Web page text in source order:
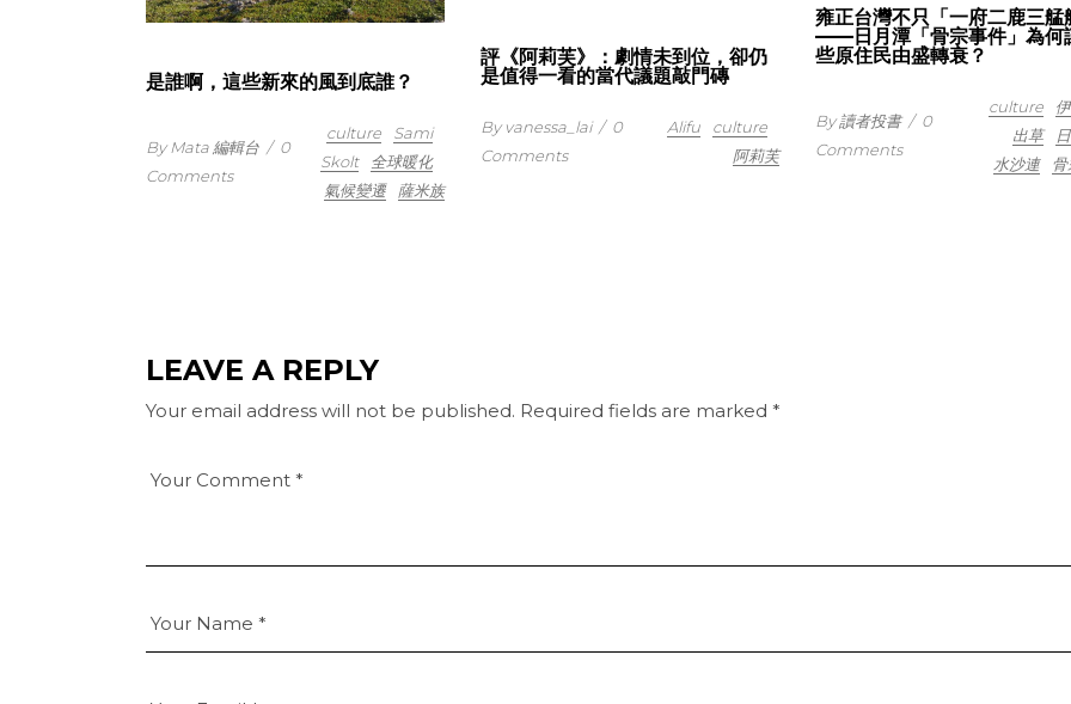
是誰啊，這些新來的風到底誰？
By Mata 編輯台 / 0
Comments
culture
Sami
Skolt
全球暖化
氣候變遷
薩米族
評《阿莉芙》：劇情未到位，卻仍
是值得一看的當代議題敲門磚
By vanessa_lai / 0
Comments
Alifu
culture
阿莉芙
雍正台灣不只「一府二鹿三艋
——日月潭「骨宗事件」為何
些原住民由盛轉衰？
By 讀者投書 / 0
Comments
culture
出草
水沙連
LEAVE A REPLY
Your email address will not be published. Required fields are marked *